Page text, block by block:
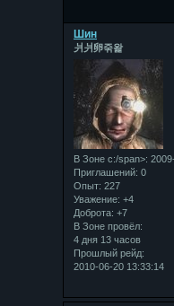
Шин
⽙⽙卵죾왍
В Зоне с:/span>:
Приглашений: 0
Опыт: 227
Уважение: +4
Доброта: +7
В Зоне провёл:
4 дня 13 часов
Прошлый рейд:
2010-06-20 13:33:14